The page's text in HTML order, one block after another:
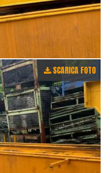
SCARICA FOTO